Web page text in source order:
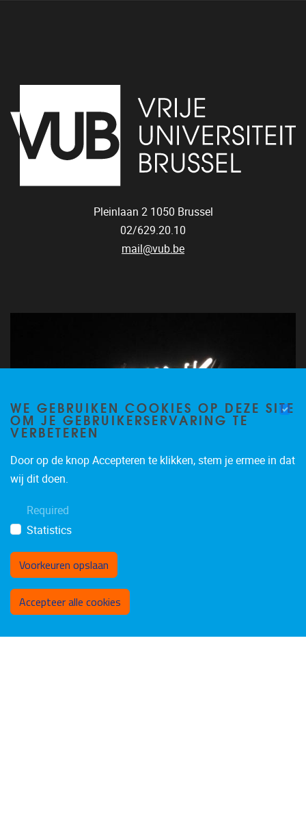
Pleinlaan 2 1050 Brussel
02/629.20.10
mail@vub.be
WE GEBRUIKEN COOKIES OP DEZE SITE
OM JE GEBRUIKERSERVARING TE
VERBETEREN
Door op de knop Accepteren te klikken, stem je ermee in dat
wij dit doen.
Required
Statistics
Voorkeuren opslaan
Accepteer alle cookies